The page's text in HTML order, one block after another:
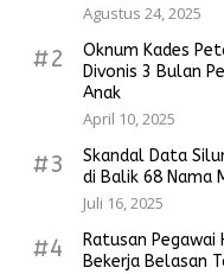
Agustus 24, 2025
#2
Oknum Kades
Divonis 3 Bulan
Anak
April 10, 2025
#3
Skandal Data
di Balik 68 Nama
Juli 16, 2025
#4
Ratusan
Bekerja Belasan